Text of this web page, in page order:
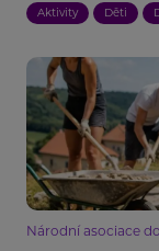
Aktivity Děti
Národní asociace